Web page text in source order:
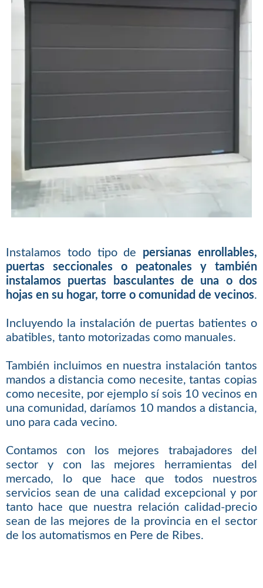
Instalamos todo tipo de persianas enrollables,
puertas seccionales o peatonales y también
instalamos puertas basculantes de una o dos
hojas en su hogar, torre o comunidad de vecinos.
Incluyendo la instalación de puertas batientes o
abatibles, tanto motorizadas como manuales.
También incluimos en nuestra instalación tantos
mandos a distancia como necesite, tantas copias
como necesite, por ejemplo sí sois 10 vecinos en
una comunidad, daríamos 10 mandos a distancia,
uno para cada vecino.
Contamos con los mejores trabajadores del
sector y con las mejores herramientas del
mercado, lo que hace que todos nuestros
servicios sean de una calidad excepcional y por
tanto hace que nuestra relación calidad-precio
sean de las mejores de la provincia en el sector
de los automatismos en Pere de Ribes.